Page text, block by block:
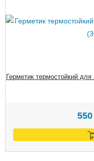
Герметик термостойкий
550